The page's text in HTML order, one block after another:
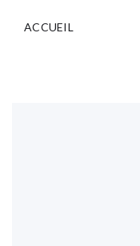
ACCUEIL